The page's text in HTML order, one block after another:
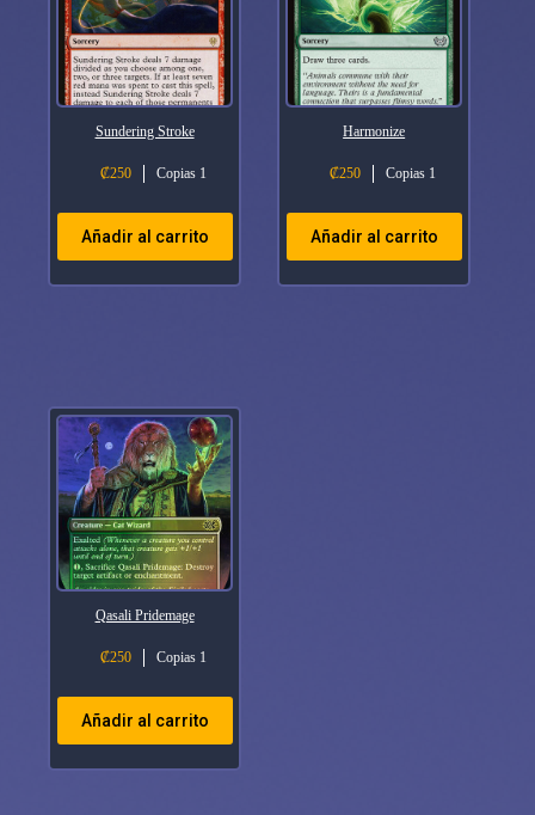
Sundering Stroke
₡250 Copias 1
Añadir al carrito
Harmonize
₡250 Copias 1
Añadir al carrito
Qasali Pridemage
₡250 Copias 1
Añadir al carrito